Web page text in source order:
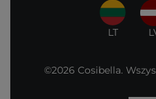
LT
©2026 Cosibella.